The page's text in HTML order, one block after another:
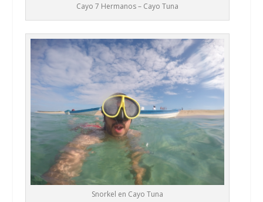
Cayo 7 Hermanos – Cayo Tuna
Snorkel en Cayo Tuna